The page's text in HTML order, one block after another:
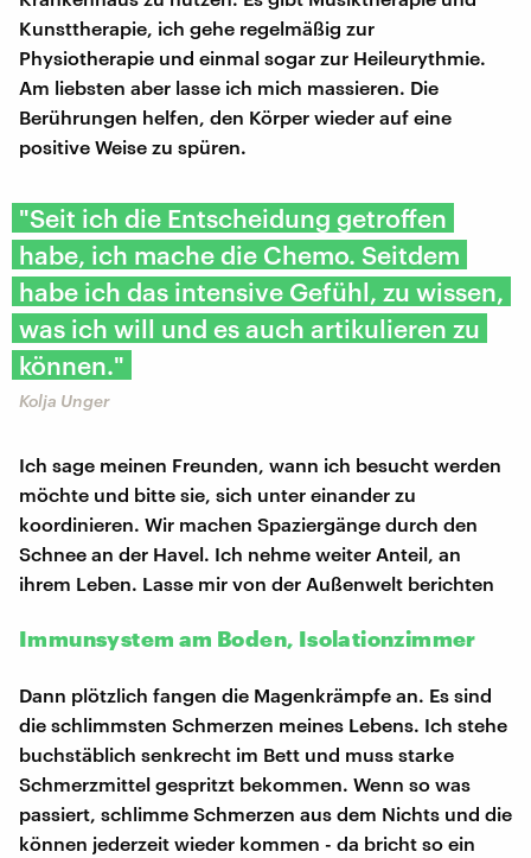
Kunsttherapie, ich gehe regelmäßig zur
Physiotherapie und einmal sogar zur Heileurythmie.
Am liebsten aber lasse ich mich massieren. Die
Berührungen helfen, den Körper wieder auf eine
positive Weise zu spüren.
"Seit ich die Entscheidung getroffen
habe, ich mache die Chemo. Seitdem
habe ich das intensive Gefühl, zu wissen,
was ich will und es auch artikulieren zu
können."
Kolja Unger
Ich sage meinen Freunden, wann ich besucht werden
möchte und bitte sie, sich unter einander zu
koordinieren. Wir machen Spaziergänge durch den
Schnee an der Havel. Ich nehme weiter Anteil, an
ihrem Leben. Lasse mir von der Außenwelt berichten
Immunsystem am Boden, Isolationzimmer
Dann plötzlich fangen die Magenkrämpfe an. Es sind
die schlimmsten Schmerzen meines Lebens. Ich stehe
buchstäblich senkrecht im Bett und muss starke
Schmerzmittel gespritzt bekommen. Wenn so was
passiert, schlimme Schmerzen aus dem Nichts und die
können jederzeit wieder kommen - da bricht so ein